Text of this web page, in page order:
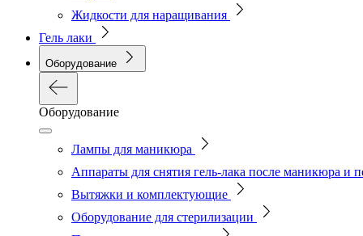
Жидкости для наращивания
Гель лаки
Оборудование
Оборудование
Лампы для маникюра
Аппараты для снятия гель-лака после маникюра и
Вытяжки и комплектующие
Оборудование для стерилизации